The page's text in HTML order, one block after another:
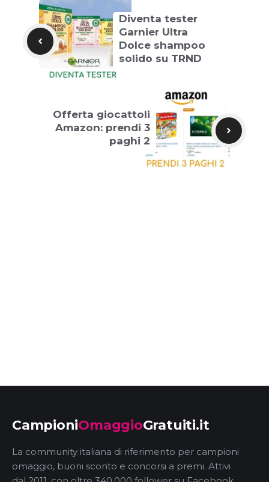
Diventa tester
Garnier Ultra
Dolce shampoo
solido su TRND
Offerta giocattoli
Amazon: prendi 3
paghi 2
CampioniOmaggioGratuiti.it
La community italiana di riferimento per campioni
omaggio, buoni sconto e concorsi a premi. Attivi